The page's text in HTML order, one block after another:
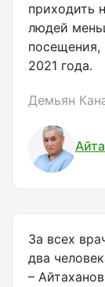
приходить
людей
посещения,
2021 года.
Демьян
За всех
два
–